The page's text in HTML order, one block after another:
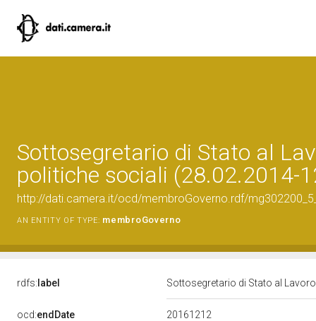
Sottosegretario di Stato al
politiche sociali (28.02.2014-
http://dati.camera.it/ocd/membroGoverno.rdf/
AN ENTITY OF TYPE: membroGoverno
rdfs: label Sottosegretario di Stato al
ocd:endDate 20161212